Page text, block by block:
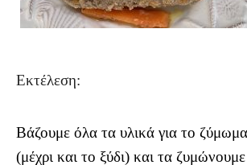
Εκτέλεση:
Βάζουμε όλα τα υλικά για το
(μέχρι και το ξύδι) και τα